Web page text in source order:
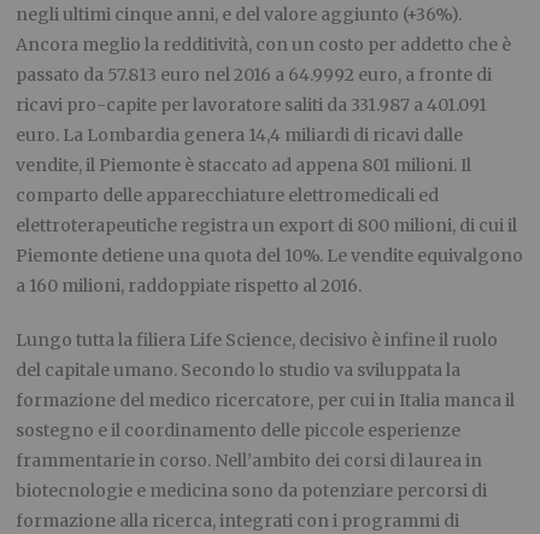
negli ultimi cinque anni, e del valore aggiunto (+36%).
Ancora meglio la redditività, con un costo per addetto che è
passato da 57.813 euro nel 2016 a 64.9992 euro, a fronte di
ricavi pro-capite per lavoratore saliti da 331.987 a 401.091
euro. La Lombardia genera 14,4 miliardi di ricavi dalle
vendite, il Piemonte è staccato ad appena 801 milioni. Il
comparto delle apparecchiature elettromedicali ed
elettroterapeutiche registra un export di 800 milioni, di cui il
Piemonte detiene una quota del 10%. Le vendite equivalgono
a 160 milioni, raddoppiate rispetto al 2016.
Lungo tutta la filiera Life Science, decisivo è infine il ruolo
del capitale umano. Secondo lo studio va sviluppata la
formazione del medico ricercatore, per cui in Italia manca il
sostegno e il coordinamento delle piccole esperienze
frammentarie in corso. Nell’ambito dei corsi di laurea in
biotecnologie e medicina sono da potenziare percorsi di
formazione alla ricerca, integrati con i programmi di